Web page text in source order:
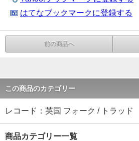
はてなブックマークに登録する
前の商品へ
この商品のカテゴリー
レコード：英国 フォーク / トラッド
商品カテゴリー一覧